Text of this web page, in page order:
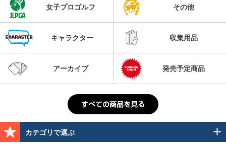
女子プロゴルフ その他
キャラクター 収集用品
アーカイブ 発売予定商品
カテゴリで選ぶ